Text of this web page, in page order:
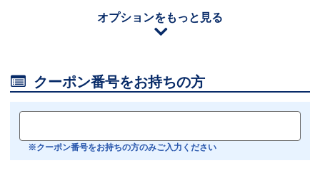
オプションをもっと見る
－
おすすめ
Bluetoothイヤホン対応
トランスミッター
 クーポン番号をお持ちの方
※クーポン番号をお持ちの方のみご入力ください